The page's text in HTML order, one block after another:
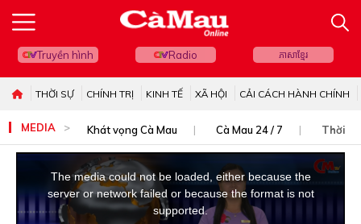
Truyền hình Radio ភាសាខ្មែរ
THỜI SỰ CHÍNH TRỊ KINH TẾ XÃ HỘI CẢI CÁCH HÀNH CHÍNH
MEDIA Khát vọng Cà Mau Cà Mau 24 / 7 Thời sự
This
a
modal
The media could not be loaded, either because the
server or network failed or because the format is not
supported.